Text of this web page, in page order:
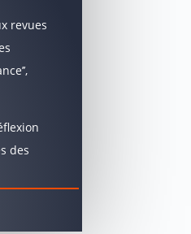
revues
des